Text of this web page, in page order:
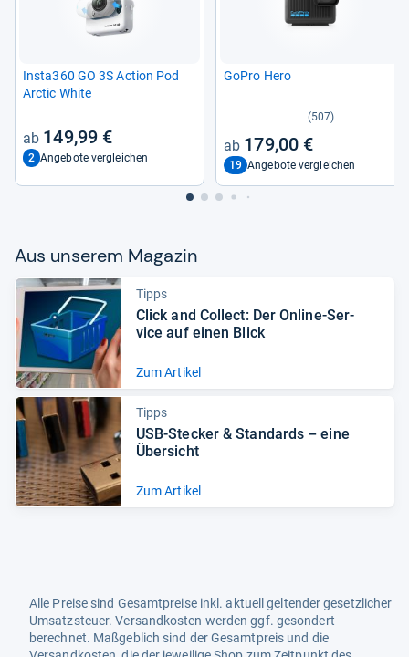
Insta360 GO 3S Action Pod
Arc­tic White
149,99 €
2 Angebote vergleichen
GoPro Hero
(507)
179,00 €
19 Angebote vergleichen
Aus unse­rem Maga­zin
Tipps
Click and Col­lect: Der Online-​Ser­
vice auf einen Blick
Zum Artikel
Tipps
USB-​Ste­cker & Stan­dards – eine
Über­sicht
Zum Artikel
Alle Preise sind Gesamtpreise inkl. aktuell geltender gesetzlicher
Umsatzsteuer. Versandkosten werden ggf. gesondert
berechnet. Maßgeblich sind der Gesamtpreis und die